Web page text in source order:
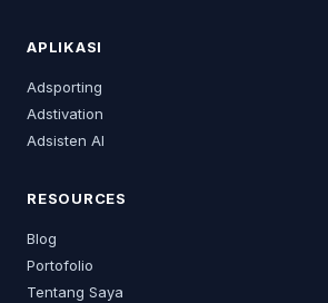
APLIKASI
Adsporting
Adstivation
Adsisten AI
RESOURCES
Blog
Portofolio
Tentang Saya